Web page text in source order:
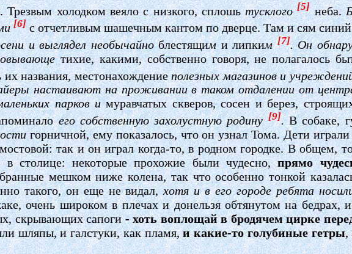
. Трезвым холодком веяло с низкого, сплошьтусклого[5] неба.
[6] с отчетливым шашечным кантом по дверце. Там и сям
и выглядел необычайноблестящими липким[7].Он
тихие, какими, собственно говоря, не полагалось
названия, местонахождение полезных магазинов и
настаивают на проживании в таком отдалении от
парков имуравчатых скверов, сосен и берез,
его собственную захолустную родину[9].В собаке,
горничной, ему показалось, что он узнал Тома. Дети
так и он играл когда-то, в родном городке. В общем,
в столице: некоторые прохожие были чудесно,прямо
мешком ниже колена, так что особенно тонкой
такого, он еще не видал, хотя и в его городе ребята
очень широком в плечах и донельзя обтянутом на бедрах,
скрывающих сапоги - хоть воплощай в бродячем цирке
шляпы, и галстуки, как пламя,и какие-то голубиные гетры,